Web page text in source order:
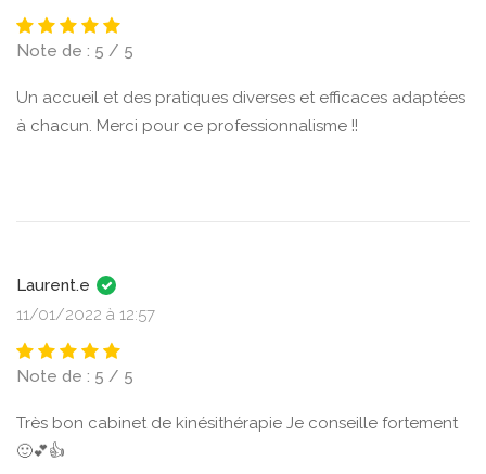
Note de : 5 / 5
Un accueil et des pratiques diverses et efficaces adaptées
à chacun. Merci pour ce professionnalisme !!
Laurent.e
11/01/2022 à 12:57
Note de : 5 / 5
Très bon cabinet de kinésithérapie Je conseille fortement
🙂💕👍